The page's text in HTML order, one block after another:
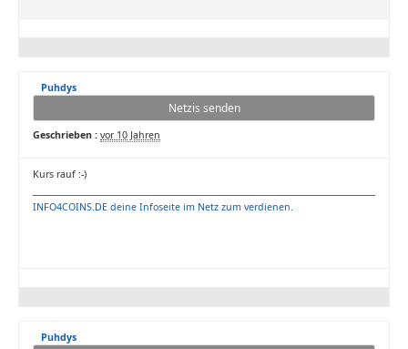
Puhdys
Netzis senden
Geschrieben : vor 10 Jahren
Kurs rauf :-)
INFO4COINS.DE deine Infoseite im Netz zum verdienen.
Puhdys